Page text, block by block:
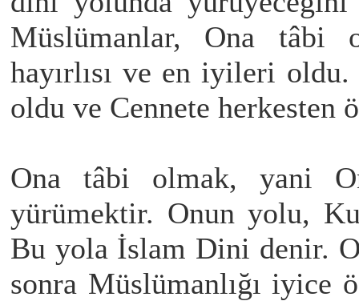
Müslümanlar, Ona tâbi
hayırlısı ve en iyileri
oldu ve Cennete herkesten
Ona tâbi olmak, yani
yürümektir. Onun yolu,
Bu yola İslam Dini denir.
sonra Müslümanlığı iyice